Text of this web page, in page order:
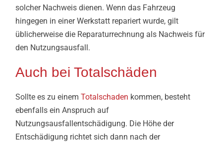
solcher Nachweis dienen. Wenn das Fahrzeug
hingegen in einer Werkstatt repariert wurde, gilt
üblicherweise die Reparaturrechnung als Nachweis für
den Nutzungsausfall.
Auch bei Totalschäden
Sollte es zu einem Totalschaden kommen, besteht
ebenfalls ein Anspruch auf
Nutzungsausfallentschädigung. Die Höhe der
Entschädigung richtet sich dann nach der